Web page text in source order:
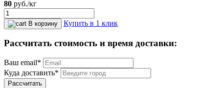
80 руб./кг
В корзину Купить в 1 клик
Рассчитать стоимость и время доставки:
Ваш email*
Куда доставить*
Рассчитать